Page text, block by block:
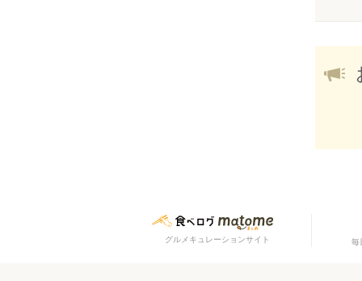
グルメキュレーションサイト 毎